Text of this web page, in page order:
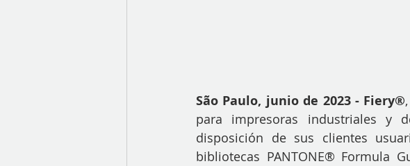
São Paulo, junio de 2023 - Fiery®
para impresoras industriales y
disposición de sus clientes
bibliotecas PANTONE® Formula